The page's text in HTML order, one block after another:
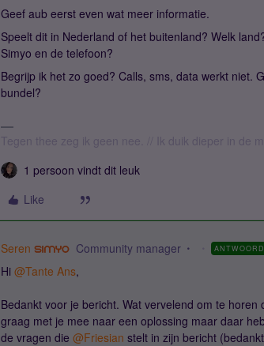
Geef aub eerst even wat meer informatie.
Speelt dit in Nederland of het buitenland? Welk
Simyo en de telefoon?
Begrijp ik het zo goed? Calls, sms, data werkt niet.
bundel?
Tegen thee zeg ik geen nee. // Ik duik dieper in de
1 persoon vindt dit leuk
Like
Seren Community manager ANTWOORD
Hi ​ @Tante Ans,
Bedankt voor je bericht. Wat vervelend om te
graag met je mee naar een oplossing maar daar
de vragen die ​ @Friesian stelt in zijn bericht